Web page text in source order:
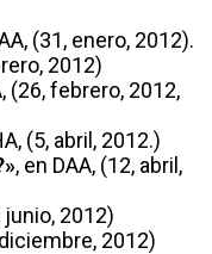
(31, enero, 2012).
2012)
(26, febrero, 2012,
(5, abril, 2012.)
, en DAA, (12, abril,
junio, 2012)
2012)